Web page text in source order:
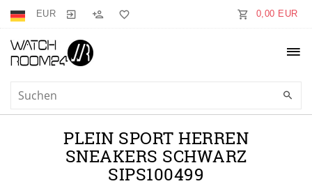
EUR 0,00 EUR
PLEIN SPORT HERREN
SNEAKERS SCHWARZ
SIPS100499